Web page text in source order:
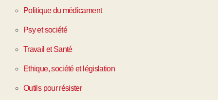
Politique du médicament
Psy et société
Travail et Santé
Ethique, société et législation
Outils pour résister